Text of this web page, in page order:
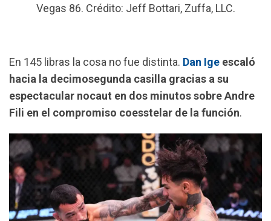
Vegas 86. Crédito: Jeff Bottari, Zuffa, LLC.
En 145 libras la cosa no fue distinta. Dan Ige escaló
hacia la decimosegunda casilla gracias a su
espectacular nocaut en dos minutos sobre Andre
Fili en el compromiso coesstelar de la función.